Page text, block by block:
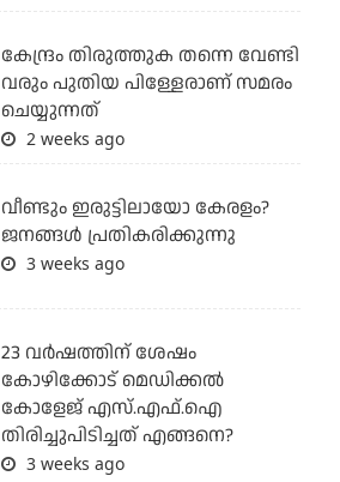
കേന്ദ്രം തിരുത്തുക തന്നെ വേണ്ടി
വരും പുതിയ പിള്ളേരാണ് സമരം
ചെയ്യുന്നത്
2 weeks ago
വീണ്ടും ഇരുട്ടിലായോ കേരളം?
ജനങ്ങൾ പ്രതികരിക്കുന്നു
3 weeks ago
23 വർഷത്തിന് ശേഷം
കോഴിക്കോട് മെഡിക്കൽ
കോളേജ് എസ്.എഫ്.ഐ
തിരിച്ചുപിടിച്ചത് എങ്ങനെ?
3 weeks ago